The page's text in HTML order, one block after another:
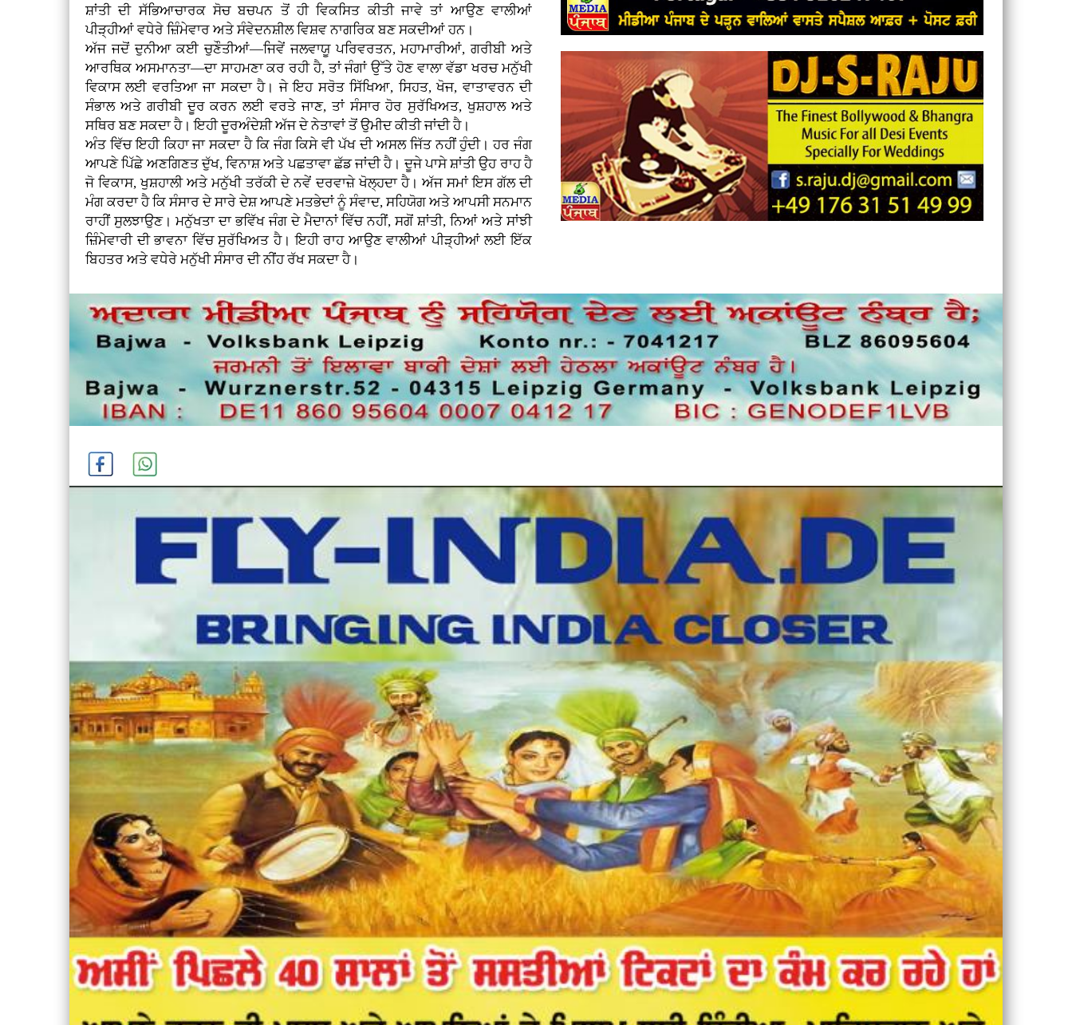
ਸ਼ਾਂਤੀ ਦੀ ਸੱਭਿਆਚਾਰਕ ਸੋਚ ਬਚਪਨ ਤੋਂ ਹੀ ਵਿਕਸਿਤ ਕੀਤੀ ਜਾਵੇ ਤਾਂ ਆਉਣ ਵਾਲੀਆਂ
ਪੀੜ੍ਹੀਆਂ ਵਧੇਰੇ ਜ਼ਿੰਮੇਵਾਰ ਅਤੇ ਸੰਵੇਦਨਸ਼ੀਲ ਵਿਸ਼ਵ ਨਾਗਰਿਕ ਬਣ ਸਕਦੀਆਂ ਹਨ।
ਅੱਜ ਜਦੋਂ ਦੁਨੀਆ ਕਈ ਚੁਣੌਤੀਆਂ—ਜਿਵੇਂ ਜਲਵਾਯੂ ਪਰਿਵਰਤਨ, ਮਹਾਮਾਰੀਆਂ, ਗਰੀਬੀ ਅਤੇ
ਆਰਥਿਕ ਅਸਮਾਨਤਾ—ਦਾ ਸਾਹਮਣਾ ਕਰ ਰਹੀ ਹੈ, ਤਾਂ ਜੰਗਾਂ ਉੱਤੇ ਹੋਣ ਵਾਲਾ ਵੱਡਾ ਖਰਚ ਮਨੁੱਖੀ
ਵਿਕਾਸ ਲਈ ਵਰਤਿਆ ਜਾ ਸਕਦਾ ਹੈ। ਜੇ ਇਹ ਸਰੋਤ ਸਿੱਖਿਆ, ਸਿਹਤ, ਖੋਜ, ਵਾਤਾਵਰਨ ਦੀ
ਸੰਭਾਲ ਅਤੇ ਗਰੀਬੀ ਦੂਰ ਕਰਨ ਲਈ ਵਰਤੇ ਜਾਣ, ਤਾਂ ਸੰਸਾਰ ਹੋਰ ਸੁਰੱਖਿਅਤ, ਖੁਸ਼ਹਾਲ ਅਤੇ
ਸਥਿਰ ਬਣ ਸਕਦਾ ਹੈ। ਇਹੀ ਦੂਰਅੰਦੇਸ਼ੀ ਅੱਜ ਦੇ ਨੇਤਾਵਾਂ ਤੋਂ ਉਮੀਦ ਕੀਤੀ ਜਾਂਦੀ ਹੈ।
ਅੰਤ ਵਿੱਚ ਇਹੀ ਕਿਹਾ ਜਾ ਸਕਦਾ ਹੈ ਕਿ ਜੰਗ ਕਿਸੇ ਵੀ ਪੱਖ ਦੀ ਅਸਲ ਜਿੱਤ ਨਹੀਂ ਹੁੰਦੀ। ਹਰ ਜੰਗ
ਆਪਣੇ ਪਿੱਛੇ ਅਣਗਿਣਤ ਦੁੱਖ, ਵਿਨਾਸ਼ ਅਤੇ ਪਛਤਾਵਾ ਛੱਡ ਜਾਂਦੀ ਹੈ। ਦੂਜੇ ਪਾਸੇ ਸ਼ਾਂਤੀ ਉਹ ਰਾਹ ਹੈ
ਜੋ ਵਿਕਾਸ, ਖੁਸ਼ਹਾਲੀ ਅਤੇ ਮਨੁੱਖੀ ਤਰੱਕੀ ਦੇ ਨਵੇਂ ਦਰਵਾਜ਼ੇ ਖੋਲ੍ਹਦਾ ਹੈ। ਅੱਜ ਸਮਾਂ ਇਸ ਗੱਲ ਦੀ
ਮੰਗ ਕਰਦਾ ਹੈ ਕਿ ਸੰਸਾਰ ਦੇ ਸਾਰੇ ਦੇਸ਼ ਆਪਣੇ ਮਤਭੇਦਾਂ ਨੂੰ ਸੰਵਾਦ, ਸਹਿਯੋਗ ਅਤੇ ਆਪਸੀ ਸਨਮਾਨ
ਰਾਹੀਂ ਸੁਲਝਾਉਣ। ਮਨੁੱਖਤਾ ਦਾ ਭਵਿੱਖ ਜੰਗ ਦੇ ਮੈਦਾਨਾਂ ਵਿੱਚ ਨਹੀਂ, ਸਗੋਂ ਸ਼ਾਂਤੀ, ਨਿਆਂ ਅਤੇ ਸਾਂਝੀ
ਜ਼ਿੰਮੇਵਾਰੀ ਦੀ ਭਾਵਨਾ ਵਿੱਚ ਸੁਰੱਖਿਅਤ ਹੈ। ਇਹੀ ਰਾਹ ਆਉਣ ਵਾਲੀਆਂ ਪੀੜ੍ਹੀਆਂ ਲਈ ਇੱਕ
ਬਿਹਤਰ ਅਤੇ ਵਧੇਰੇ ਮਨੁੱਖੀ ਸੰਸਾਰ ਦੀ ਨੀਂਹ ਰੱਖ ਸਕਦਾ ਹੈ।